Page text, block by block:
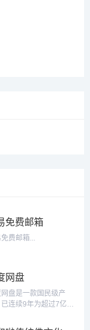
免费邮箱
免费邮箱...
网盘
网盘是一款国民级产
已连续9年为超过7亿用
服务，已实现电脑、手